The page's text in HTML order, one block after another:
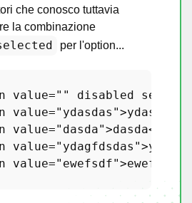
che conosco tuttavia
la combinazione
per l'option...
value="" disabled
value="ydasdas">ydasdas
value="dasda">dasda</
value="ydagfdsdas">
value="ewefsdf">ewefsdf